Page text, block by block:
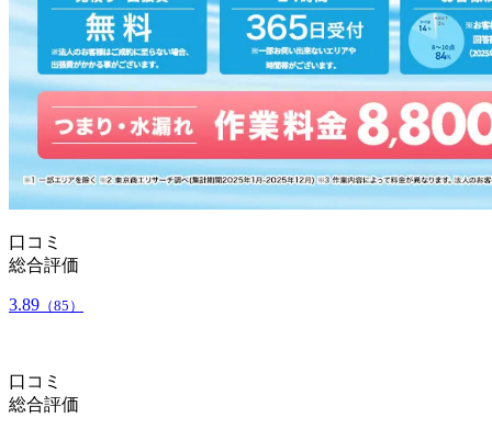
口コミ
総合評価
3.89 （85）
口コミ
総合評価